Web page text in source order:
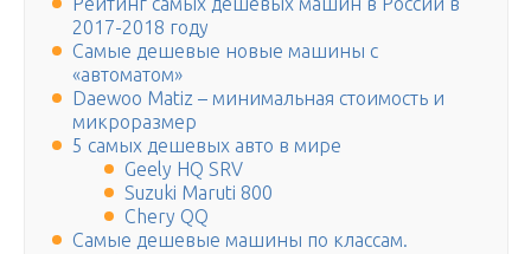
2017-2018 году
Самые дешевые новые машины с
«автоматом»
Daewoo Matiz – минимальная стоимость и
микроразмер
5 самых дешевых авто в мире
Geely HQ SRV
Suzuki Maruti 800
Chery QQ
Самые дешевые машины по классам.